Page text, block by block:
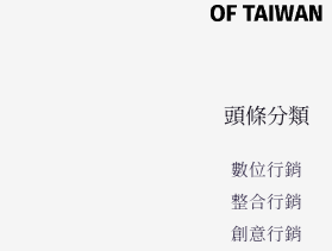
頭條分類
數位行銷
整合行銷
創意行銷